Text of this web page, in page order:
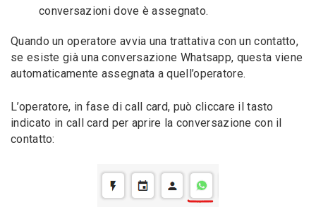
conversazioni dove è assegnato.
Quando un operatore avvia una trattativa con un contatto,
se esiste già una conversazione Whatsapp, questa viene
automaticamente assegnata a quell’operatore.
L’operatore, in fase di call card, può cliccare il tasto
indicato in call card per aprire la conversazione con il
contatto: